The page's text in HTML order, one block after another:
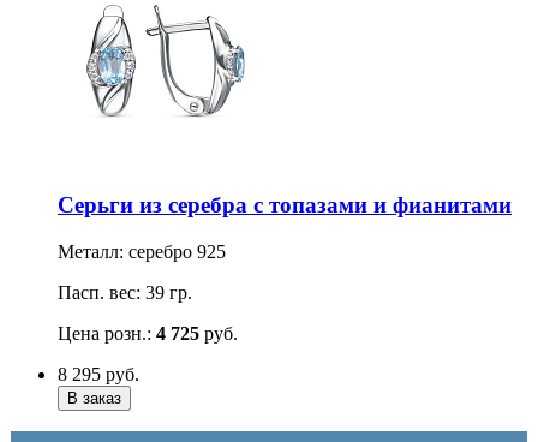
Серьги из серебра с топазами и фианитами
Металл: серебро 925
Пасп. вес: 39 гр.
Цена розн.: 4 725 руб.
8 295 руб.